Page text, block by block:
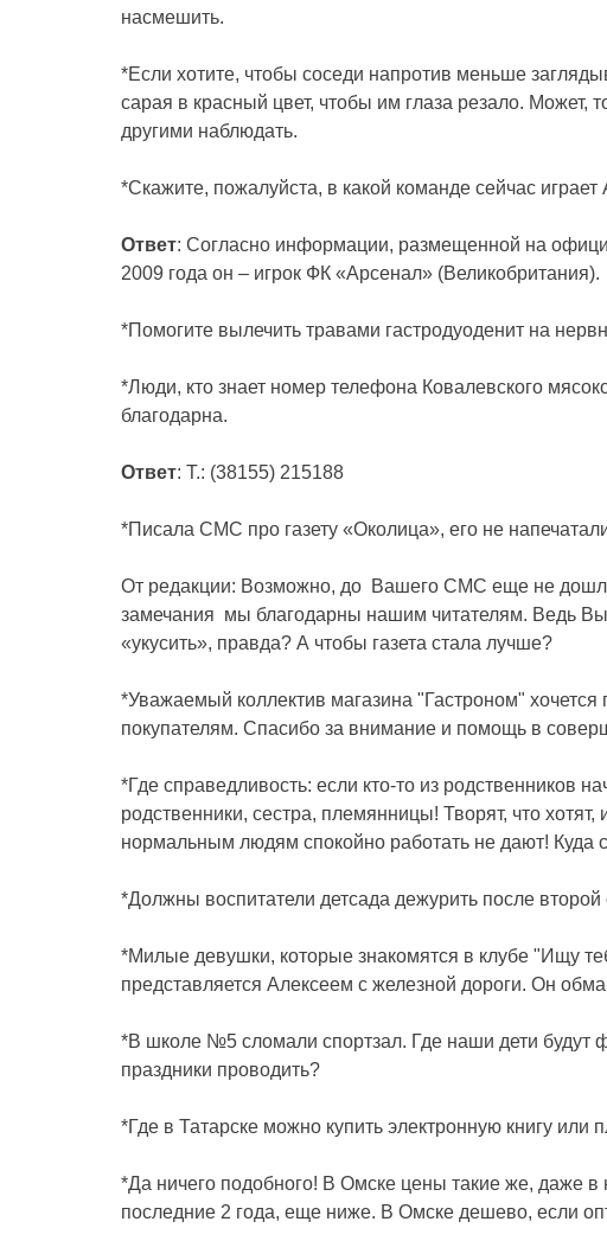
насмешить.
*Если хотите, чтобы соседи напротив меньше
сарая в красный цвет, чтобы им глаза резало. Может,
другими наблюдать.
*Скажите, пожалуйста, в какой команде сейчас
Ответ: Согласно информации, размещенной на
2009 года он – игрок ФК «Арсенал» (Великобритания).
*Помогите вылечить травами гастродуоденит на
*Люди, кто знает номер телефона Ковалевского
благодарна.
Ответ: Т.: (38155) 215188
*Писала СМС про газету «Околица», его не
От редакции: Возможно, до Вашего СМС еще не
замечания мы благодарны нашим читателям. Ведь Вы
«укусить», правда? А чтобы газета стала лучше?
*Уважаемый коллектив магазина "Гастроном"
покупателям. Спасибо за внимание и помощь в
*Где справедливость: если кто-то из родственников
родственники, сестра, племянницы! Творят, что
нормальным людям спокойно работать не дают! Куда
*Должны воспитатели детсада дежурить после
*Милые девушки, которые знакомятся в клубе "Ищу
представляется Алексеем с железной дороги. Он
*В школе №5 сломали спортзал. Где наши дети будут
праздники проводить?
*Где в Татарске можно купить электронную книгу
*Да ничего подобного! В Омске цены такие же, даже в
последние 2 года, еще ниже. В Омске дешево, если